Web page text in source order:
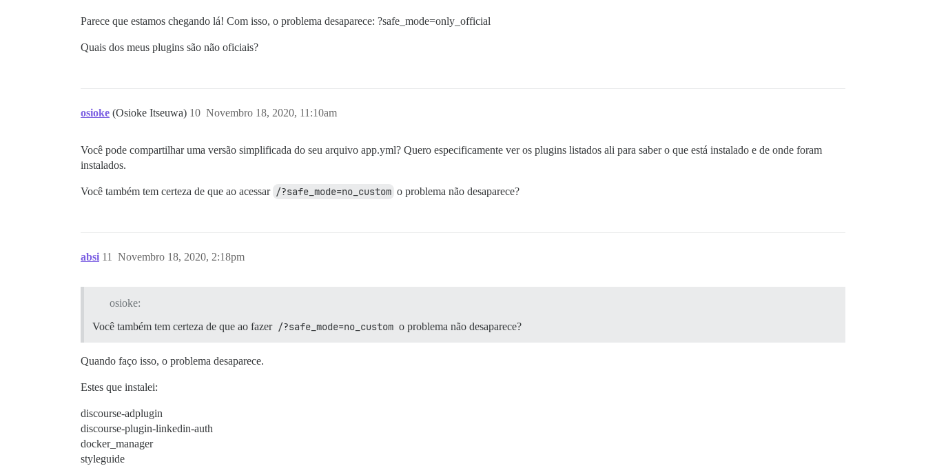
Parece que estamos chegando lá! Com isso, o problema desaparece: ?safe_mode=only_official
Quais dos meus plugins são não oficiais?
osioke (Osioke Itseuwa) Novembro 18, 2020, 11:10am
10
Você pode compartilhar uma versão simplificada do seu arquivo app.yml? Quero especificamente ver os plugins listados ali para saber o que está instalado e de onde foram
instalados.
Você também tem certeza de que ao acessar /?safe_mode=no_custom o problema não desaparece?
absi Novembro 18, 2020, 2:18pm
11
osioke:
Você também tem certeza de que ao fazer /?safe_mode=no_custom o problema não desaparece?
Quando faço isso, o problema desaparece.
Estes que instalei:
discourse-adplugin
discourse-plugin-linkedin-auth
docker_manager
styleguide